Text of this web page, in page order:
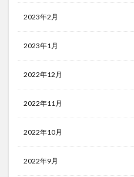
2023年2月
2023年1月
2022年12月
2022年11月
2022年10月
2022年9月